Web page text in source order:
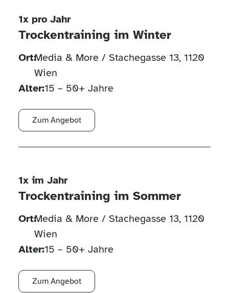
1x pro Jahr
Trockentraining im Winter
Ort:Media & More / Stachegasse 13, 1120
Wien
Alter:15 – 50+ Jahre
Zum Angebot
1x im Jahr
Trockentraining im Sommer
Ort:Media & More / Stachegasse 13, 1120
Wien
Alter:15 – 50+ Jahre
Zum Angebot